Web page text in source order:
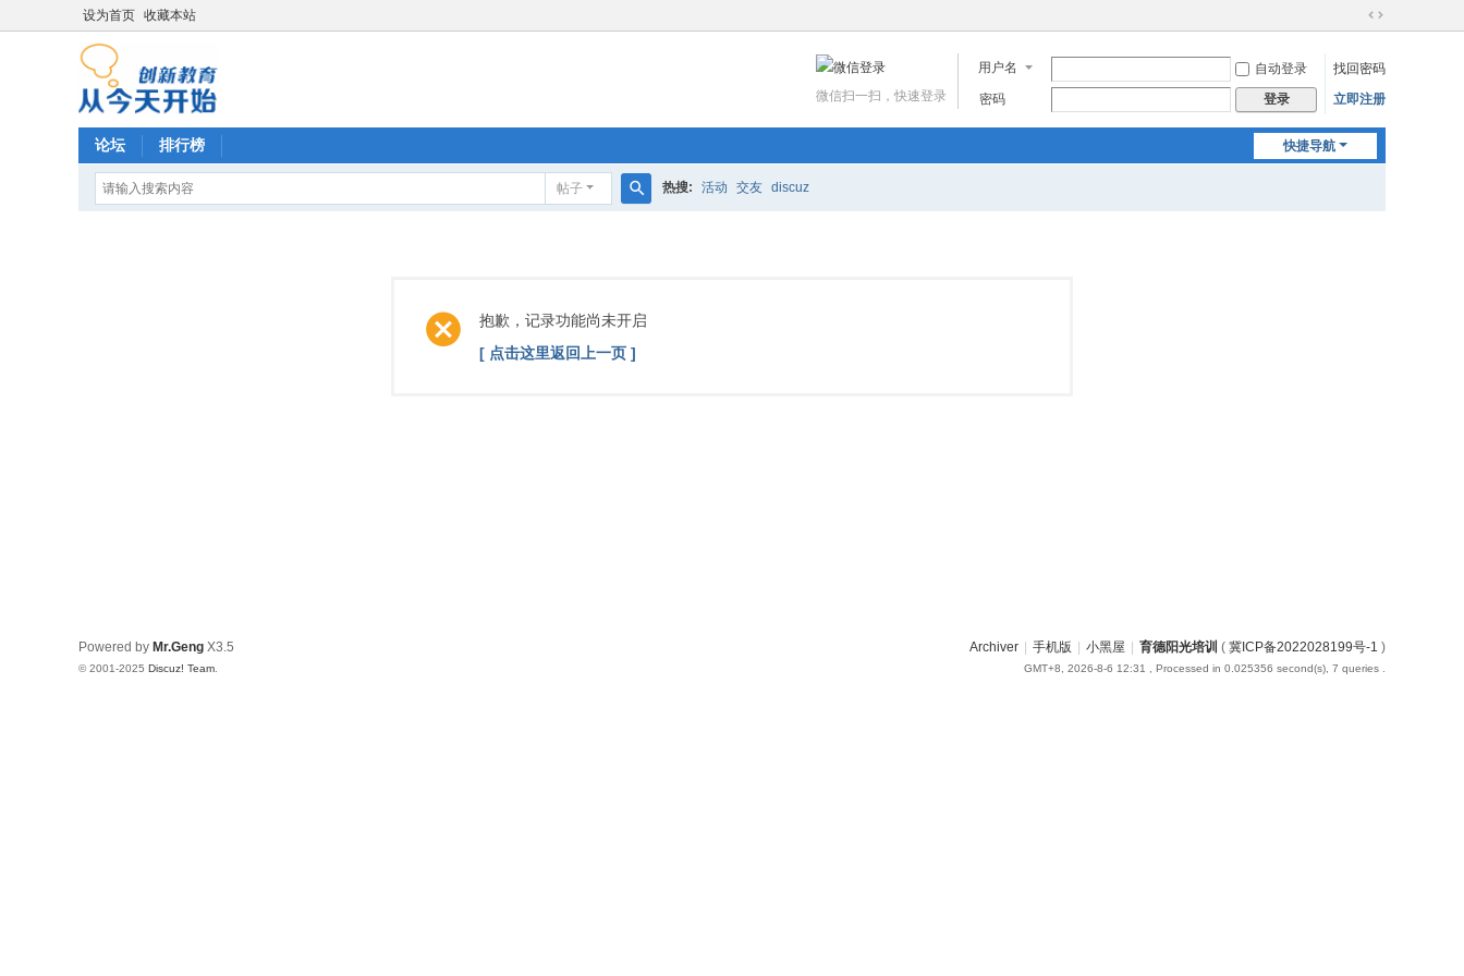
设为首页 收藏本站
切
到
宽
用户名 自动登录
找回密码
密码
登录 立即注册
微信扫一扫，快速登录
快捷导航
论坛 排行榜
帖子 热搜: 活动 交友 discuz
抱歉，记录功能尚未开启
[ 点击这里返回上一页 ]
Archiver 手机版 小黑屋 育德阳光培训 ( 冀ICP备2022028199号-1 )
GMT+8, 2026-8-6 12:31 , Processed in 0.025356 second(s), 7 queries .
Powered by Mr.Geng X3.5
© 2001-2025 Discuz! Team